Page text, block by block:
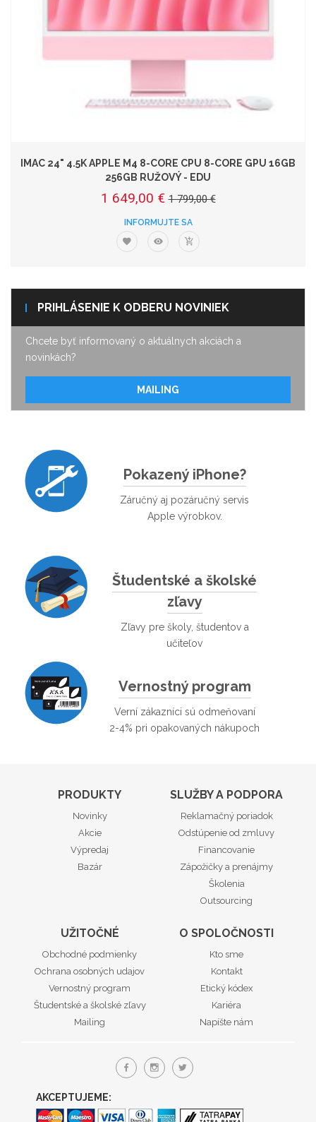
IMAC 24" 4.5K APPLE M4 8-CORE CPU 8-CORE GPU 16GB
256GB RUŽOVÝ - EDU
1 649,00 € 1 799,00 €
INFORMUJTE SA
PRIHLÁSENIE K ODBERU NOVINIEK
Chcete byť informovaný o aktuálnych akciách a
novinkách?
MAILING
Pokazený iPhone?
Záručný aj pozáručný servis
Apple výrobkov.
Študentské a školské
zľavy
Zľavy pre školy, študentov a
učiteľov
Vernostný program
Verní zákazníci sú odmeňovaní
2-4% pri opakovaných nákupoch
PRODUKTY
Novinky
Akcie
Výpredaj
Bazár
SLUŽBY A PODPORA
Reklamačný poriadok
Odstúpenie od zmluvy
Financovanie
Zápožičky a prenájmy
Školenia
Outsourcing
UŽITOČNÉ
Obchodné podmienky
Ochrana osobných udajov
Vernostný program
Študentské a školské zľavy
Mailing
O SPOLOČNOSTI
Kto sme
Kontakt
Etický kódex
Kariéra
Napíšte nám
AKCEPTUJEME: